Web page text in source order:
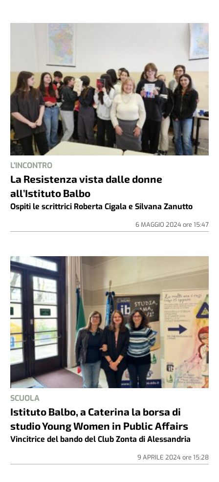
L'INCONTRO
La Resistenza vista dalle donne
all’Istituto Balbo
Ospiti le scrittrici Roberta Cigala e Silvana Zanutto
6 MAGGIO 2024ore 15:47
SCUOLA
Istituto Balbo, a Caterina la borsa di
studio Young Women in Public Affairs
Vincitrice del bando del Club Zonta di Alessandria
9 APRILE 2024ore 15:28